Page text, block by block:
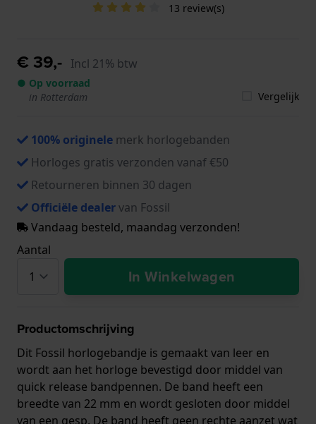
13 review(s)
€ 39,- Incl 21% btw
● Op voorraad
in Rotterdam
Vergelijk
100% originele merk horlogebanden
Horloges gratis verzonden vanaf €50
Retourneren binnen 30 dagen
Officiële dealervan Fossil
Vandaag besteld, maandag verzonden!
Aantal
In Winkelwagen
Productomschrijving
Dit Fossil horlogebandje is gemaakt van leer en
wordt aan het horloge bevestigd door middel van
quick release bandpennen. De band heeft een
breedte van 22 mm en wordt gesloten door middel
van een gesp. De band heeft geen rechte aanzet wat